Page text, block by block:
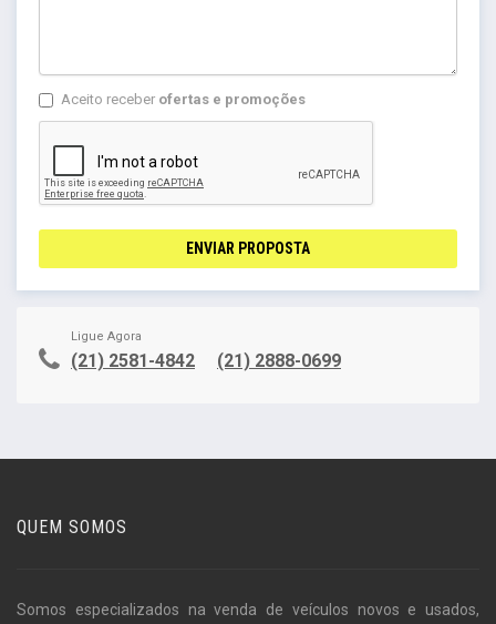
Aceito receber ofertas e promoções
ENVIAR PROPOSTA
Ligue Agora
(21) 2581-4842 (21) 2888-0699
QUEM SOMOS
Somos especializados na venda de veículos novos e usados,